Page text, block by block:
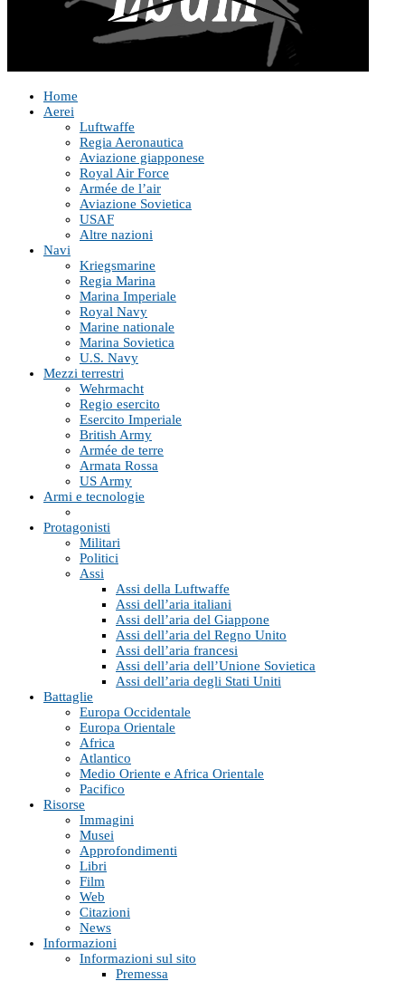
Home
Aerei
Luftwaffe
Regia Aeronautica
Aviazione giapponese
Royal Air Force
Armée de l’air
Aviazione Sovietica
USAF
Altre nazioni
Navi
Kriegsmarine
Regia Marina
Marina Imperiale
Royal Navy
Marine nationale
Marina Sovietica
U.S. Navy
Mezzi terrestri
Wehrmacht
Regio esercito
Esercito Imperiale
British Army
Armée de terre
Armata Rossa
US Army
Armi e tecnologie
Protagonisti
Militari
Politici
Assi
Assi della Luftwaffe
Assi dell’aria italiani
Assi dell’aria del Giappone
Assi dell’aria del Regno Unito
Assi dell’aria francesi
Assi dell’aria dell’Unione Sovietica
Assi dell’aria degli Stati Uniti
Battaglie
Europa Occidentale
Europa Orientale
Africa
Atlantico
Medio Oriente e Africa Orientale
Pacifico
Risorse
Immagini
Musei
Approfondimenti
Libri
Film
Web
Citazioni
News
Informazioni
Informazioni sul sito
Premessa